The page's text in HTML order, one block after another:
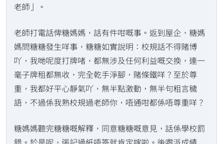
老師」。
老師打電話俾糖媽媽，話有件咁嘅事。返到屋企，糖媽
媽問糖糖發生咩事，糖糖如實說明：校規話不得賭博
吖，我哋呢度打牌啫，都無涉及任何利益嘅交換，連一
毫子牌租都無收，完全乾手淨腳，賭條鐵咩？至於尊
重，我都好平心靜氣吖，無半點激動，無半句粗言穢
語，不過係我熟校規過老師你，唔通咁都係唔尊重咩？
糖媽媽聽完糖糖嘅解釋，同意糖糖嘅意見，話係學校罰